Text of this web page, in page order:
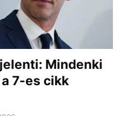
Mindenki
7-es cikk